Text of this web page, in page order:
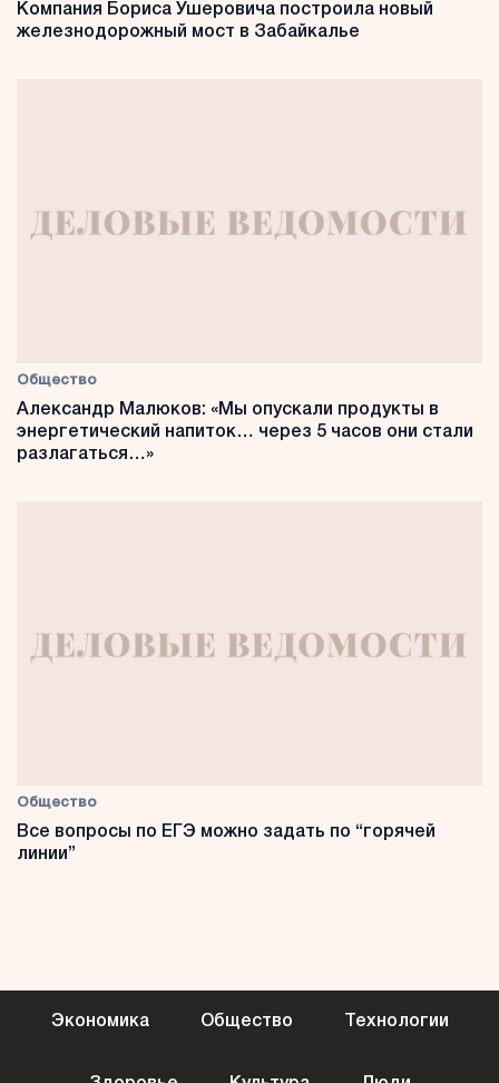
Компания Бориса Ушеровича построила новый
железнодорожный мост в Забайкалье
Общество
Александр Малюков: «Мы опускали продукты в
энергетический напиток… через 5 часов они стали
разлагаться…»
Общество
Все вопросы по ЕГЭ можно задать по “горячей
линии”
Экономика Общество Технологии